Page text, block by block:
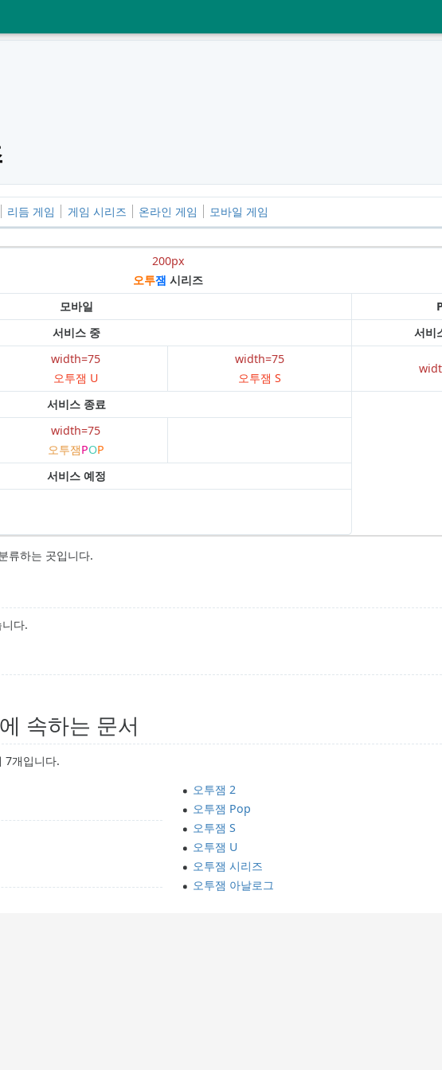
리듬 게임 게임 시리즈 온라인 게임 모바일 게임
200px
오투잼 시리즈
모바일
서비스 중
서비
width=75
오투잼 U
width=75
오투잼 S
서비스 종료
width=75
오투잼POP
서비스 예정
류하는 곳입니다.
다.
속하는 문서
7개입니다.
오투잼 2
오투잼 Pop
오투잼 S
오투잼 U
오투잼 시리즈
오투잼 아날로그